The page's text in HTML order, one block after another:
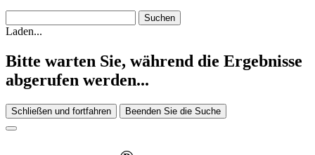
Laden...
Bitte warten Sie, während die Ergebnisse
abgerufen werden...
Schließen und fortfahren Beenden Sie die Suche